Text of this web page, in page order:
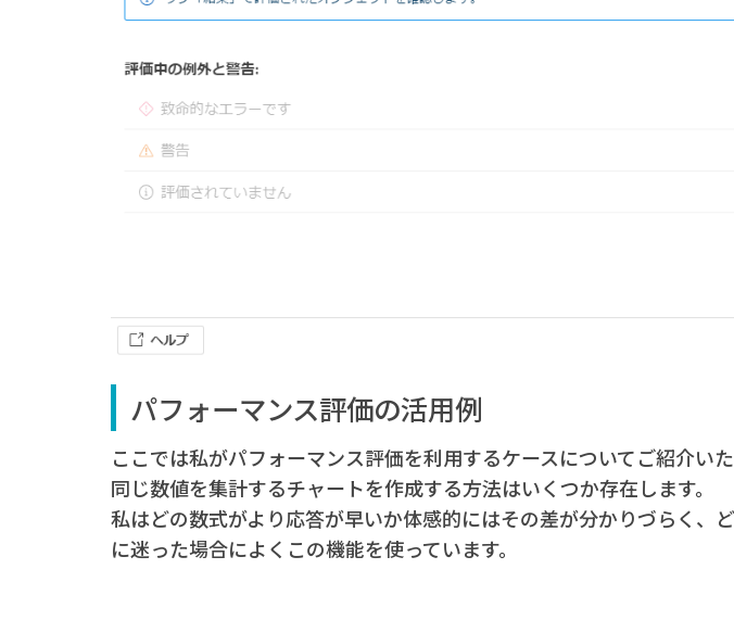
パフォーマンス評価の活用例
ここでは私がパフォーマンス評価を利用するケースについてご紹介いた
同じ数値を集計するチャートを作成する方法はいくつか存在します。
私はどの数式がより応答が早いか体感的にはその差が分かりづらく、
に迷った場合によくこの機能を使っています。